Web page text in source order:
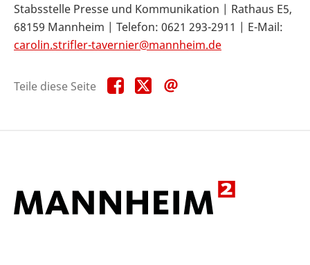
Stabsstelle Presse und Kommunikation | Rathaus E5,
68159 Mannheim | Telefon: 0621 293-2911 | E-Mail:
carolin.strifler-tavernier@mannheim.de
Teile diese Seite Teile
diese
Teile
diese